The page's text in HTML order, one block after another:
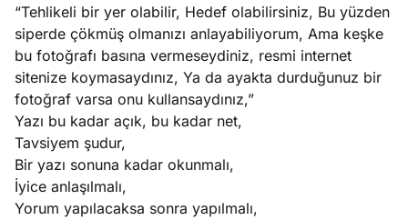
“Tehlikeli bir yer olabilir, Hedef olabilirsiniz, Bu yüzden
siperde çökmüş olmanızı anlayabiliyorum, Ama keşke
bu fotoğrafı basına vermeseydiniz, resmi internet
sitenize koymasaydınız, Ya da ayakta durduğunuz bir
fotoğraf varsa onu kullansaydınız,”
Yazı bu kadar açık, bu kadar net,
Tavsiyem şudur,
Bir yazı sonuna kadar okunmalı,
İyice anlaşılmalı,
Yorum yapılacaksa sonra yapılmalı,